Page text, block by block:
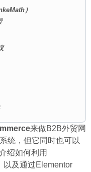
）
来做B2B外贸网
统，但它同时也可以
绍如何利用
以及通过Elementor